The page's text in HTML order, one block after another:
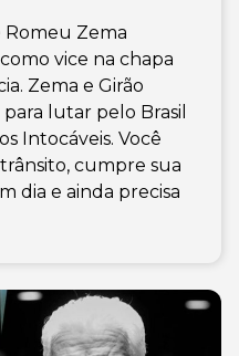
Romeu Zema
vice na chapa
Zema e Girão
lutar pelo Brasil
Intocáveis. Você
cumpre sua
dia e ainda precisa